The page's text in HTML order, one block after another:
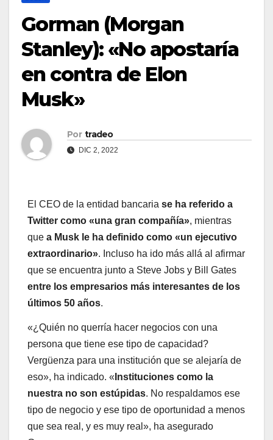
Gorman (Morgan
Stanley): «No apostaría
en contra de Elon
Musk»
Por tradeo
DIC 2, 2022
El CEO de la entidad bancaria se ha referido a
Twitter como «una gran compañía», mientras
que a Musk le ha definido como «un ejecutivo
extraordinario». Incluso ha ido más allá al afirmar
que se encuentra junto a Steve Jobs y Bill Gates
entre los empresarios más interesantes de los
últimos 50 años.
«¿Quién no querría hacer negocios con una
persona que tiene ese tipo de capacidad?
Vergüenza para una institución que se alejaría de
eso», ha indicado. « Instituciones como la
nuestra no son estúpidas. No respaldamos ese
tipo de negocio y ese tipo de oportunidad a menos
que sea real, y es muy real», ha asegurado